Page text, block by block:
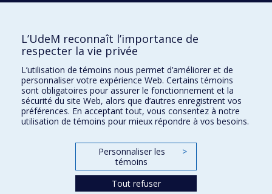
Comment soutenir le Département?
BESOIN D'AIDE?
Plan du site
Signaler une erreur
Accessibilité
FACULTÉ DES ARTS ET DES SCIENCES
Nos départements et écoles
L’UdeM reconnaît l’importance de
respecter la vie privée
L’utilisation de témoins nous permet d’améliorer et de
personnaliser votre expérience Web. Certains témoins
sont obligatoires pour assurer le fonctionnement et la
sécurité du site Web, alors que d’autres enregistrent vos
préférences. En acceptant tout, vous consentez à notre
utilisation de témoins pour mieux répondre à vos besoins.
Personnaliser les
témoins
>
Tout refuser